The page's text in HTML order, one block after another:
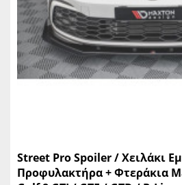
Street Pro Spoiler / Χειλάκι
Προφυλακτήρα + Φτεράκια